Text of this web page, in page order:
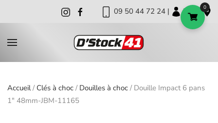
09 50 44 72 24 | | |
Accueil/ Clés à choc / Douilles à choc / Douille Impact 6 pans
1″ 48mm-JBM-11165
0